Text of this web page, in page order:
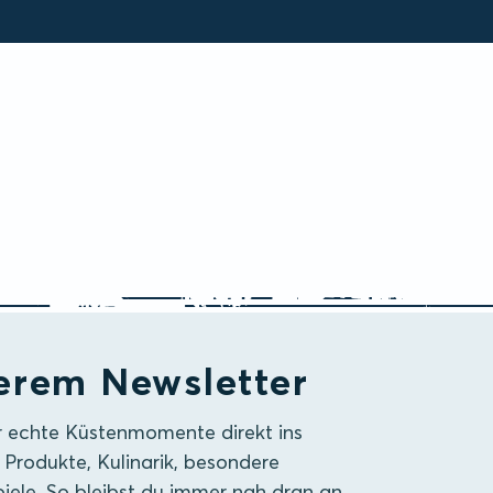
Newsletter
Küstenmomente direkt ins
Kulinarik, besondere